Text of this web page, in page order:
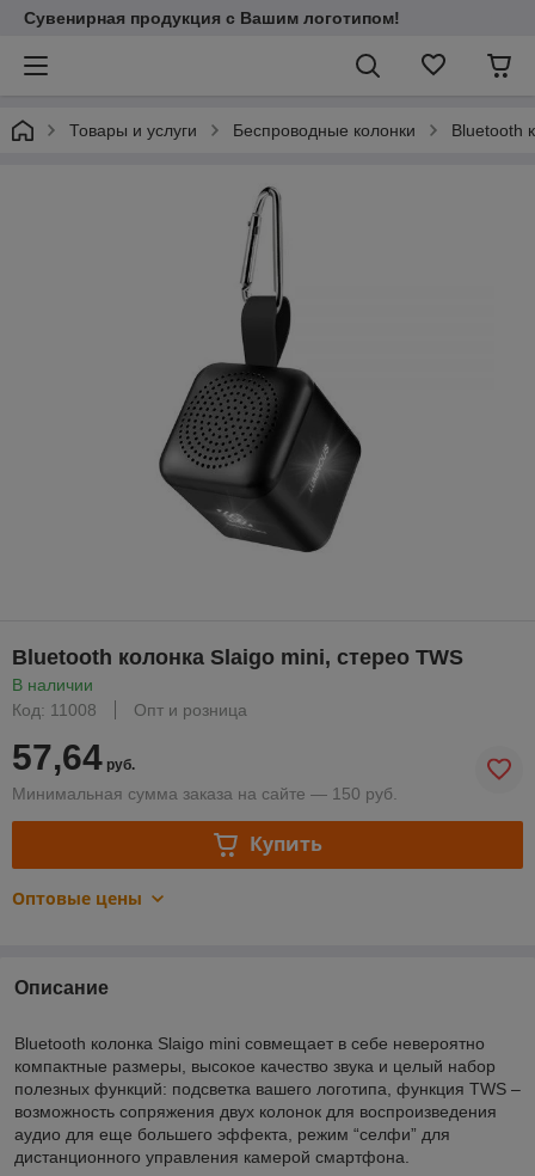
Сувенирная продукция с Вашим логотипом!
Товары и услуги Беспроводные колонки Bluetooth
Bluetooth колонка Slaigo mini, стерео TWS
В наличии
Код: 11008
Опт и розница
57,64 руб.
Минимальная сумма заказа на сайте — 150 руб.
Купить
Оптовые цены
Описание
Bluetooth колонка Slaigo mini совмещает в себе невероятно
компактные размеры, высокое качество звука и целый набор
полезных функций: подсветка вашего логотипа, функция TWS –
возможность сопряжения двух колонок для воспроизведения
аудио для еще большего эффекта, режим “селфи” для
дистанционного управления камерой смартфона.